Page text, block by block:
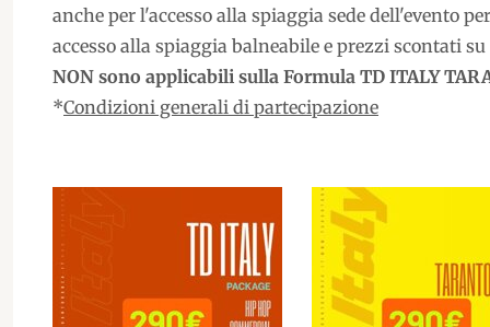
anche per l'accesso alla spiaggia sede dell'evento
accesso alla spiaggia balneabile e prezzi scontati
NON sono applicabili sulla Formula TD ITALY
*Condizioni generali di partecipazione